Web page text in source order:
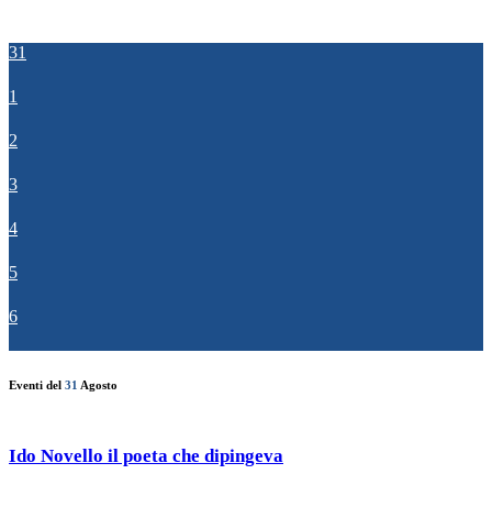
31
1
2
3
4
5
6
Eventi del 31 Agosto
Ido Novello il poeta che dipingeva